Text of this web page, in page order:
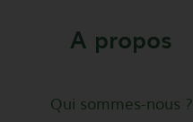
A propos
Qui sommes-nous ?